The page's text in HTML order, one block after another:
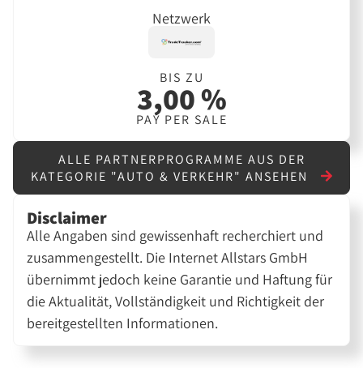
Netzwerk
BIS ZU
3,00 %
PAY PER SALE
ALLE PARTNERPROGRAMME AUS DER
KATEGORIE "AUTO & VERKEHR" ANSEHEN
Disclaimer
Alle Angaben sind gewissenhaft recherchiert und
zusammengestellt. Die Internet Allstars GmbH
übernimmt jedoch keine Garantie und Haftung für
die Aktualität, Vollständigkeit und Richtigkeit der
bereitgestellten Informationen.